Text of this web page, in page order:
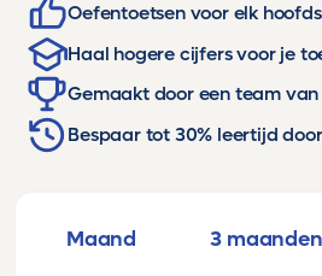
Oefentoetsen voor elk
Haal hogere cijfers voor je
Gemaakt door een team
Bespaar tot 30% leertijd
Maand 3 maanden